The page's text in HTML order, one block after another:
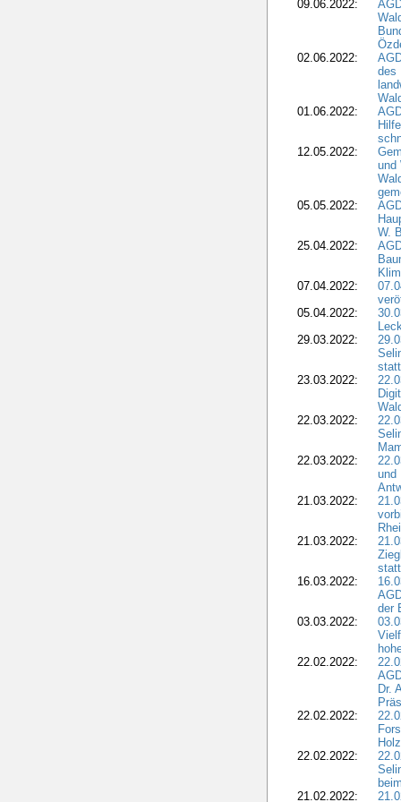
09.06.2022:
02.06.2022:
des
01.06.2022:
12.05.2022:
und
05.05.2022:
W.
25.04.2022:
07.04.2022:
05.04.2022:
29.03.2022:
23.03.2022:
22.03.2022:
22.03.2022:
und
21.03.2022:
21.03.2022:
16.03.2022:
der
03.03.2022:
22.02.2022:
Dr.
22.02.2022:
22.02.2022:
21.02.2022: